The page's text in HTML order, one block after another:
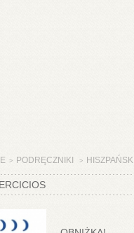
> PODRĘCZNIKI > HISZPAŃSKI